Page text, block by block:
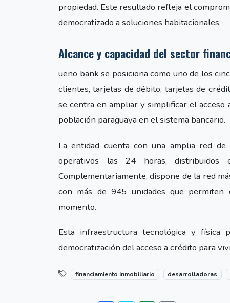
propiedad. Este resultado refleja el
democratizado a soluciones habitacionales.
Alcance y capacidad del sector
ueno bank se posiciona como uno de los
clientes, tarjetas de débito, tarjetas de
se centra en ampliar y simplificar el
población paraguaya en el sistema bancario.
La entidad cuenta con una amplia red
operativos las 24 horas, distribuidos
Complementariamente, dispone de la red
con más de 945 unidades que permiten
momento.
Esta infraestructura tecnológica y
democratización del acceso a crédito para
financiamiento inmobiliario desarrolladoras